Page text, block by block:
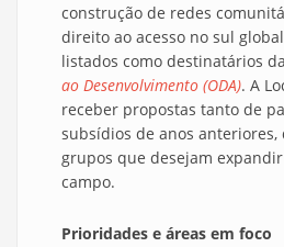
construção de redes
direito ao acesso no sul
listados como destinatários
ao Desenvolvimento (ODA). A
receber propostas tanto de
subsídios de anos anteriores,
grupos que desejam
campo.
Prioridades e áreas em foco